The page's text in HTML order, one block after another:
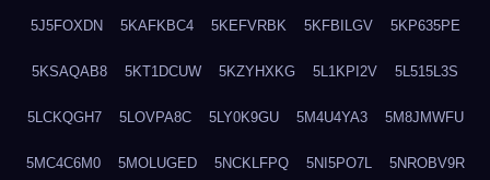
5J5FOXDN 5KAFKBC4 5KEFVRBK 5KFBILGV 5KP635PE
5KSAQAB8 5KT1DCUW 5KZYHXKG 5L1KPI2V 5L515L3S
5LCKQGH7 5LOVPA8C 5LY0K9GU 5M4U4YA3 5M8JMWFU
5MC4C6M0 5MOLUGED 5NCKLFPQ 5NI5PO7L 5NROBV9R